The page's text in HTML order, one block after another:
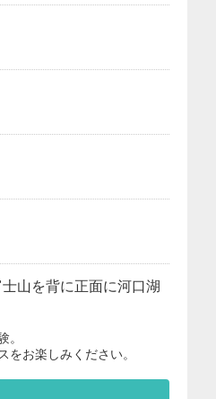
山を背に正面に河口湖
お楽しみください。